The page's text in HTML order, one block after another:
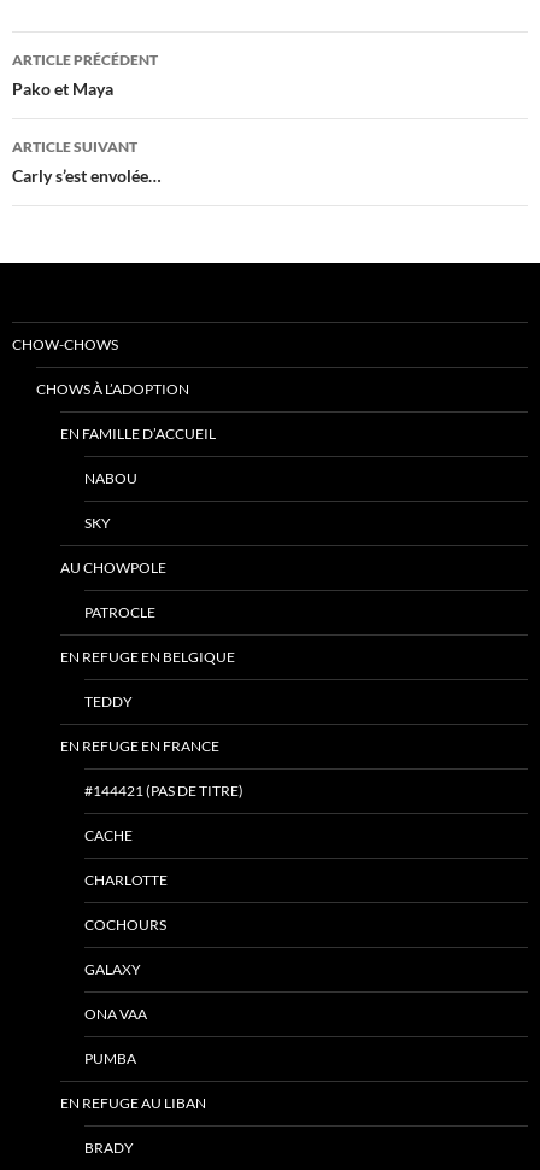
Navigation
des
articles
ARTICLE PRÉCÉDENT
Pako et Maya
ARTICLE SUIVANT
Carly s’est envolée…
CHOW-CHOWS
CHOWS À L’ADOPTION
EN FAMILLE D’ACCUEIL
NABOU
SKY
AU CHOWPOLE
PATROCLE
EN REFUGE EN BELGIQUE
TEDDY
EN REFUGE EN FRANCE
#144421 (PAS DE TITRE)
CACHE
CHARLOTTE
COCHOURS
GALAXY
ONA VAA
PUMBA
EN REFUGE AU LIBAN
BRADY